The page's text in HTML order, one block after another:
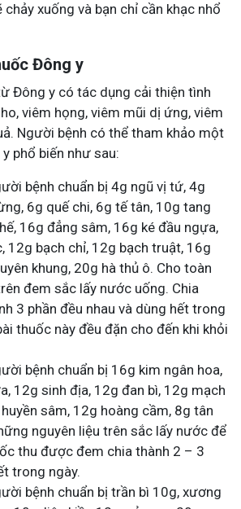
xuống và bạn chỉ cần khạc nhổ
Đông y
Đông y có tác dụng cải thiện tình
viêm họng, viêm mũi dị ứng, viêm
Người bệnh có thể tham khảo một
phổ biến như sau:
bệnh chuẩn bị 4g ngũ vị tứ, 4g
6g quế chi, 6g tế tân, 10g tang
16g đẳng sâm, 16g ké đầu ngựa,
12g bạch chỉ, 12g bạch truật, 16g
khung, 20g hà thủ ô. Cho toàn
đem sắc lấy nước uống. Chia
3 phần đều nhau và dùng hết trong
thuốc này đều đặn cho đến khi khỏi
bệnh chuẩn bị 16g kim ngân hoa,
12g sinh địa, 12g đan bì, 12g mạch
sâm, 12g hoàng cầm, 8g tân
nguyên liệu trên sắc lấy nước để
thu được đem chia thành 2 – 3
trong ngày.
bệnh chuẩn bị trần bì 10g, xương